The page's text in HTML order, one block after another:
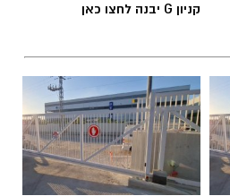
קניון G יבנה לחצו כאן